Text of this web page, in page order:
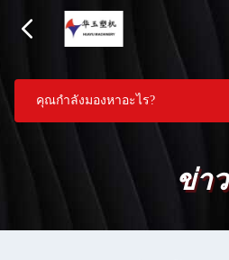
ข่าว